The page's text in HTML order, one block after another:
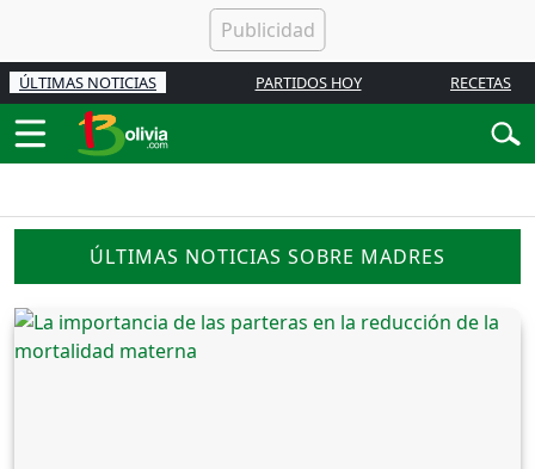
ÚLTIMAS NOTICIAS PARTIDOS HOY RECETAS
ÚLTIMAS NOTICIAS SOBRE MADRES